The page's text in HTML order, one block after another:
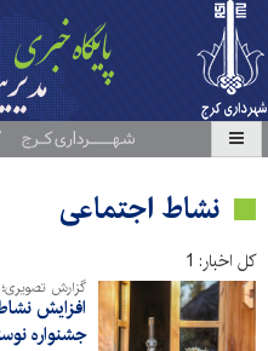
نشاط اجتماعی
کل اخبار: 1
گزارش تصویری؛
افزایش
جشنواره